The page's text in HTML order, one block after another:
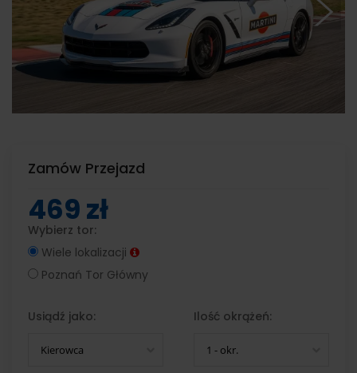
Zamów Przejazd
469 zł
Wybierz tor:
Wiele lokalizacji
Poznań Tor Główny
Usiądź jako:
Kierowca
Ilość okrążeń:
1 - okr.